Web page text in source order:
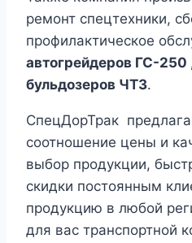
ремонт спецтехники,
профилактическое
автогрейдеров ГС-250
бульдозеров ЧТЗ.
СпецДорТрак
соотношение цены и
выбор продукции,
скидки постоянным
продукцию в любой
для вас транспортной